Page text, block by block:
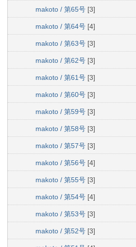
makoto / 第65号 [3]
makoto / 第64号 [4]
makoto / 第63号 [3]
makoto / 第62号 [3]
makoto / 第61号 [3]
makoto / 第60号 [3]
makoto / 第59号 [3]
makoto / 第58号 [3]
makoto / 第57号 [3]
makoto / 第56号 [4]
makoto / 第55号 [3]
makoto / 第54号 [4]
makoto / 第53号 [3]
makoto / 第52号 [3]